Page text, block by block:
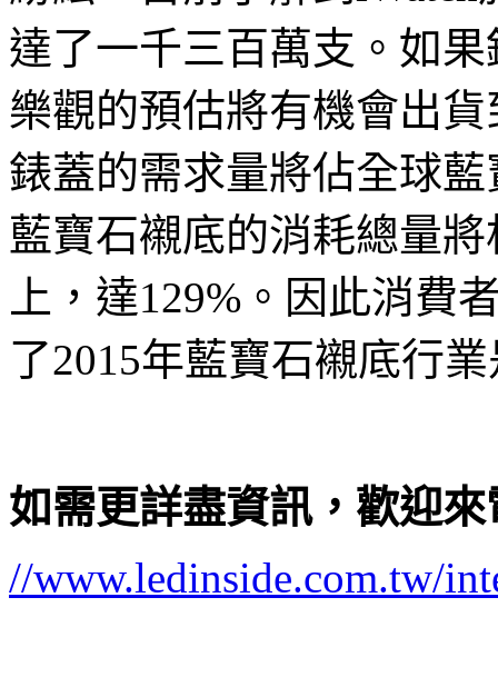
達了一千三百萬支。如
樂觀的預估將有機會出
錶蓋的需求量將佔全球
藍寶石襯底的消耗總量
上，達129%。因此消費
了2015年藍寶石襯底行
如需更詳盡資訊，歡迎
//www.ledinside.com.tw/